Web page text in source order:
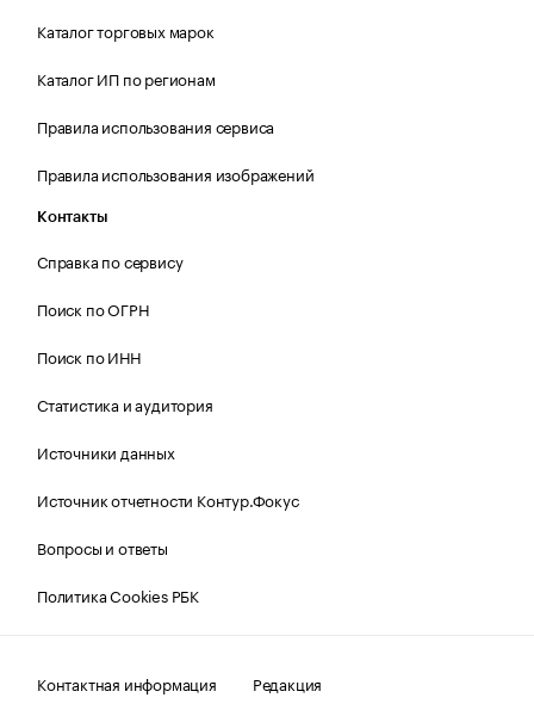
Каталог торговых марок
Каталог ИП по регионам
Правила использования сервиса
Правила использования изображений
Контакты
Справка по сервису
Поиск по ОГРН
Поиск по ИНН
Статистика и аудитория
Источники данных
Источник отчетности Контур.Фокус
Вопросы и ответы
Политика Cookies РБК
Контактная информация Редакция